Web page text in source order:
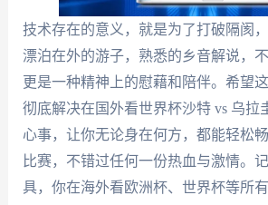
技术存在的意义，就是为了打破隔阂
漂泊在外的游子，熟悉的乡音解说，不
更是一种精神上的慰藉和陪伴。希望
彻底解决在国外看世界杯沙特 vs 乌拉
心事，让你无论身在何方，都能轻松
比赛，不错过任何一份热血与激情。
具，你在海外看欧洲杯、世界杯等所